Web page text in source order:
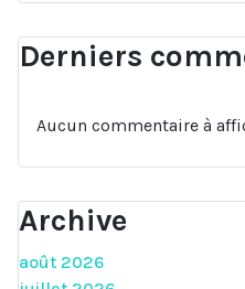
Derniers
Aucun commentaire à
Archive
août 2026